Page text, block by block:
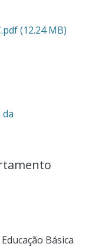
(12.24 MB)
Básica